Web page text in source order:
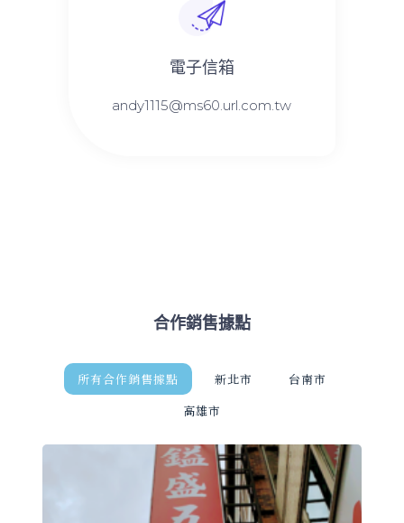
電子信箱
andy1115@ms60.url.com.tw
合作銷售據點
所有合作銷售據點 新北市
台南市
高雄市